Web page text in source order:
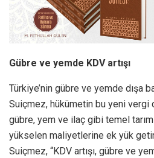
Gübre ve yemde KDV artışı
Türkiye’nin gübre ve yemde dışa
Suiçmez, hükümetin bu yeni
gübre, yem ve ilaç gibi temel
yükselen maliyetlerine ek yük
Suiçmez, “KDV artışı, gübre ve